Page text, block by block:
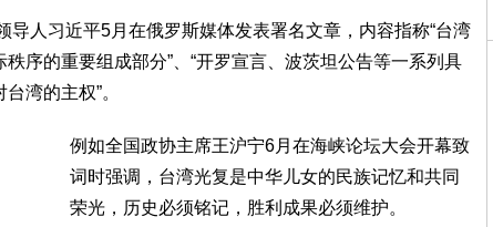
导人习近平5月在俄罗斯媒体发表署名文章，内容指称“台湾
序的重要组成部分”、“开罗宣言、波茨坦公告等一系列具
湾的主权”。
例如全国政协主席王沪宁6月在海峡论坛大会开幕致
词时强调，台湾光复是中华儿女的民族记忆和共同
荣光，历史必须铭记，胜利成果必须维护。